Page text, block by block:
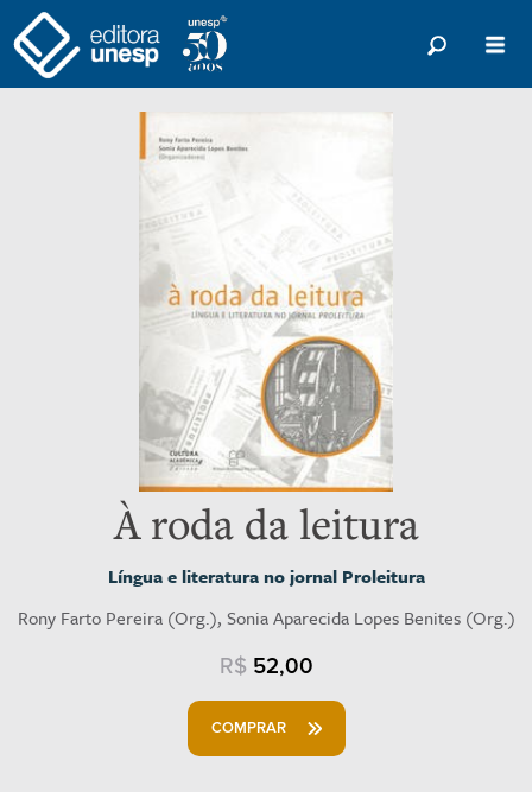
À roda da leitura
Língua e literatura no jornal Proleitura
Rony Farto Pereira (Org.), Sonia Aparecida Lopes Benites (Org.)
R$ 52,00
COMPRAR